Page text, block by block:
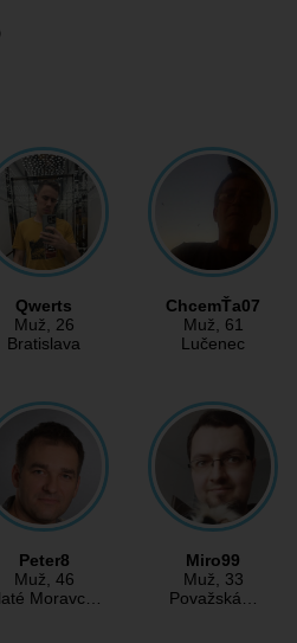
Qwerts
Muž, 26
Bratislava
ChcemŤa07
Muž, 61
Lučenec
Peter8
Muž, 46
Moravc…
Miro99
Muž, 33
Považská…